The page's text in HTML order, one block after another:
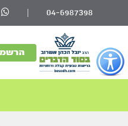
כפתור
לפתיחת
תפריט
נגישות
04-6987398